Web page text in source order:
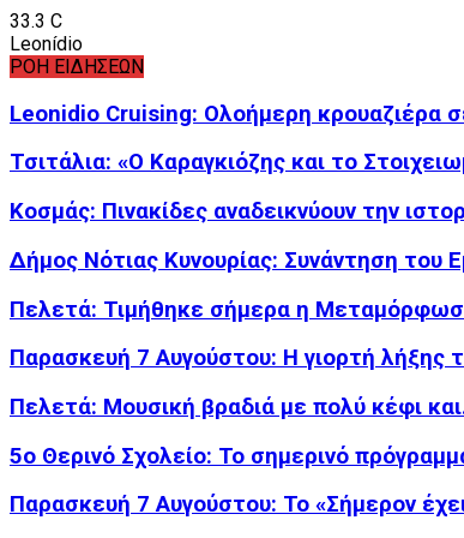
33.3 C
Leonídio
ΡΟΗ ΕΙΔΗΣΕΩΝ
Leonidio Cruising: Ολοήμερη κρουαζιέρα
Τσιτάλια: «Ο Καραγκιόζης και το
Κοσμάς: Πινακίδες αναδεικνύουν την
Δήμος Νότιας Κυνουρίας: Συνάντηση του
Πελετά: Τιμήθηκε σήμερα η
Παρασκευή 7 Αυγούστου: Η γιορτή λήξης
Πελετά: Μουσική βραδιά με πολύ κέφι
5ο Θερινό Σχολείο: Το σημερινό
Παρασκευή 7 Αυγούστου: Το «Σήμερον